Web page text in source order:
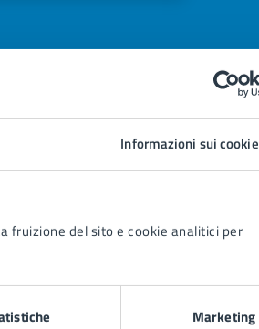
Informazioni sui cookie
fruizione del sito e cookie analitici per
Marketing